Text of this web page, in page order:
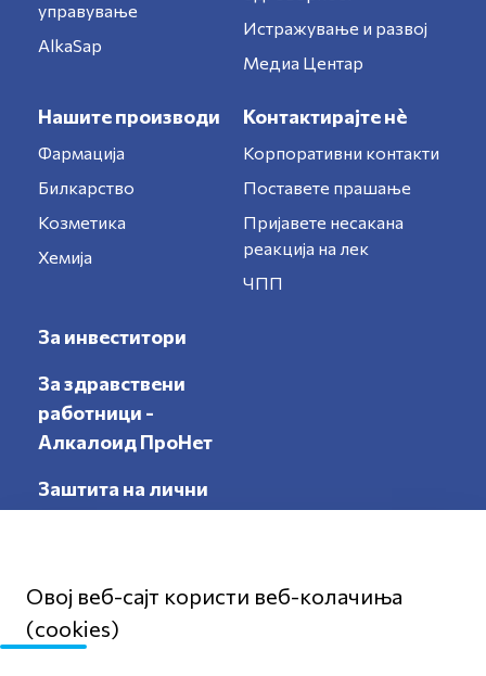
управување
AlkaSap
Истражување и развој
Медиа Центар
Нашите производи
Фармација
Билкарство
Козметика
Хемија
Контактирајте нè
Корпоративни контакти
Поставете прашање
Пријавете несакана
реакција на лек
ЧПП
За инвеститори
За здравствени
работници -
Алкалоид ПроНет
Заштита на лични
податоци
Овој веб-сајт користи веб-колачиња
(cookies)